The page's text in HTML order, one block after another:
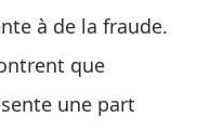
à de la fraude.
que
une part